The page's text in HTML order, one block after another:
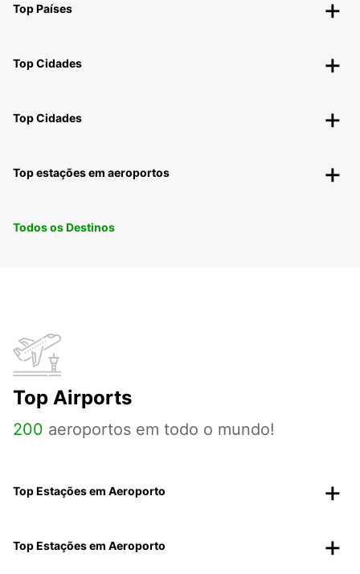
Top Países
Top Cidades
Top Cidades
Top estações em aeroportos
Todos os Destinos
Top Airports
200 aeroportos em todo o mundo!
Top Estações em Aeroporto
Top Estações em Aeroporto